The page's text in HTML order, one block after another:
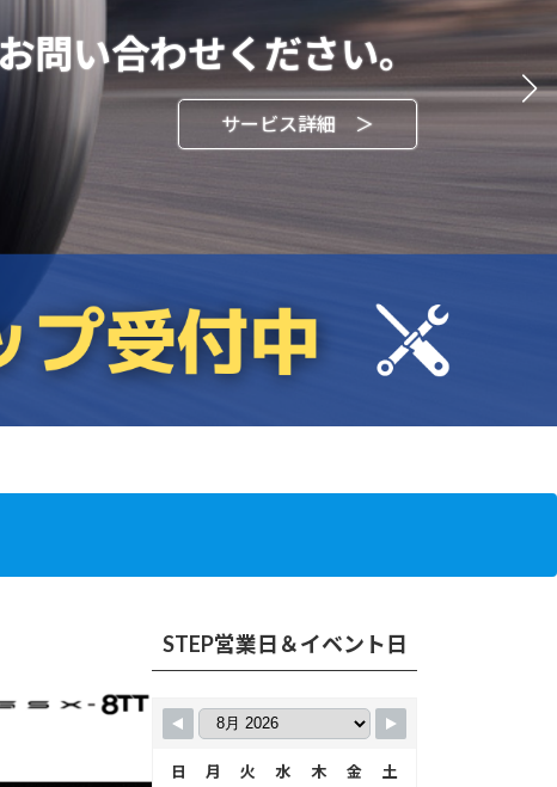
問い合わせください。
サービス詳細 ＞
STEP営業日＆イベント日
日 月 火 水 木 金 土